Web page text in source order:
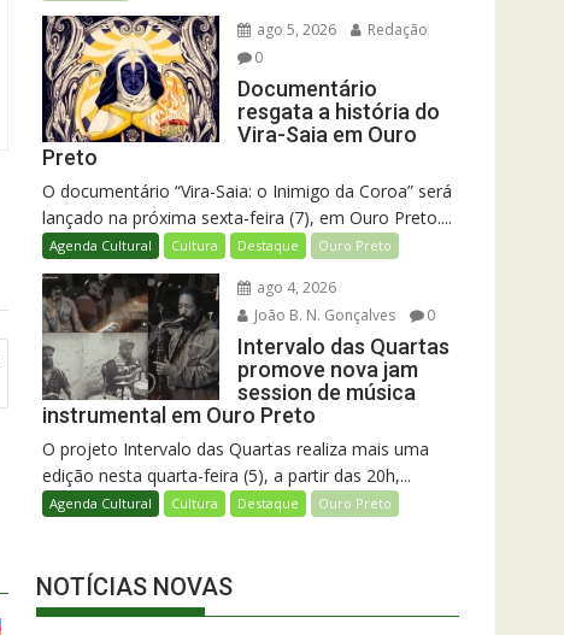
ago 5, 2026
Redação
0
Documentário
resgata a história do
Vira-Saia em Ouro
Preto
O documentário “Vira-Saia: o Inimigo da Coroa” será
lançado na próxima sexta-feira (7), em Ouro Preto....
Agenda Cultural Cultura Destaque Ouro Preto
ago 4, 2026
João B. N. Gonçalves
0
Intervalo das Quartas
promove nova jam
session de música
instrumental em Ouro Preto
O projeto Intervalo das Quartas realiza mais uma
edição nesta quarta-feira (5), a partir das 20h,...
Agenda Cultural Cultura Destaque Ouro Preto
NOTÍCIAS NOVAS